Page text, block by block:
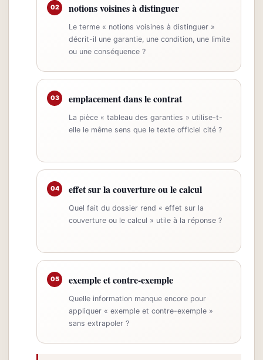
02 notions voisines à distinguer
Le terme « notions voisines à distinguer »
décrit-il une garantie, une condition, une limite
ou une conséquence ?
03 emplacement dans le contrat
La pièce « tableau des garanties » utilise-t-
elle le même sens que le texte officiel cité ?
04 effet sur la couverture ou le calcul
Quel fait du dossier rend « effet sur la
couverture ou le calcul » utile à la réponse ?
05 exemple et contre-exemple
Quelle information manque encore pour
appliquer « exemple et contre-exemple »
sans extrapoler ?